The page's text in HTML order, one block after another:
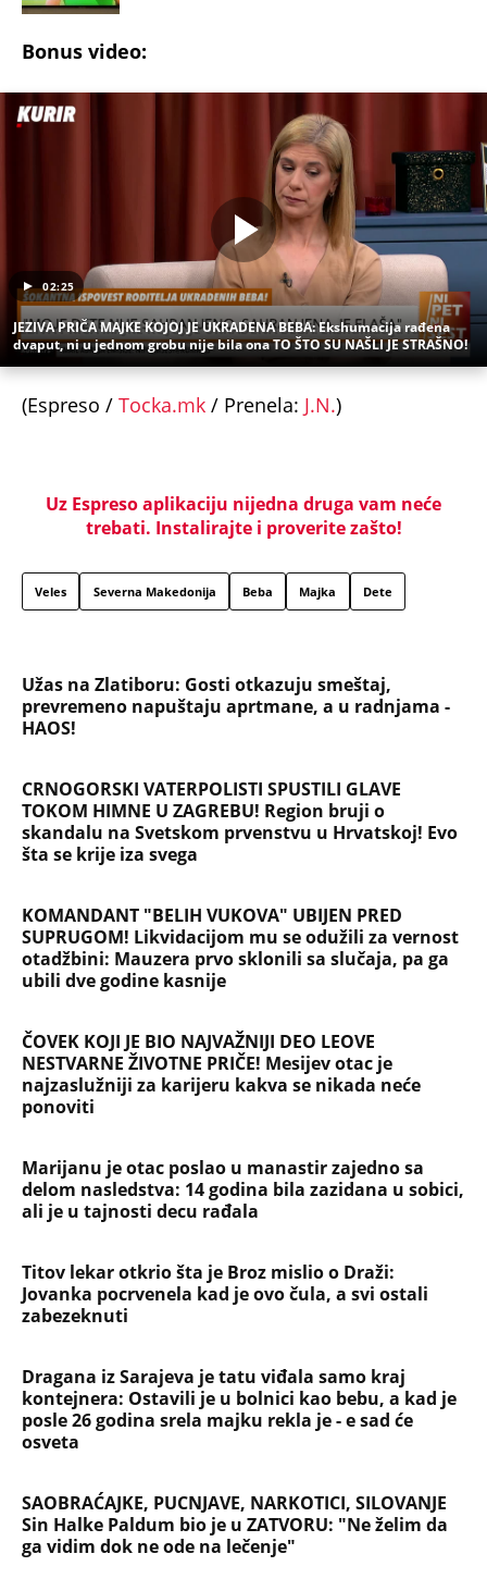
Bonus video:
02:25
JEZIVA PRIČA MAJKE KOJOJ JE UKRADENA BEBA: Ekshumacija rađena
dvaput, ni u jednom grobu nije bila ona TO ŠTO SU NAŠLI JE STRAŠNO!
(Espreso / Tocka.mk / Prenela: J.N.)
Uz Espreso aplikaciju nijedna druga vam neće
trebati. Instalirajte i proverite zašto!
Veles Severna Makedonija Beba Majka Dete
Užas na Zlatiboru: Gosti otkazuju smeštaj,
prevremeno napuštaju aprtmane, a u radnjama -
HAOS!
CRNOGORSKI VATERPOLISTI SPUSTILI GLAVE
TOKOM HIMNE U ZAGREBU! Region bruji o
skandalu na Svetskom prvenstvu u Hrvatskoj! Evo
šta se krije iza svega
KOMANDANT "BELIH VUKOVA" UBIJEN PRED
SUPRUGOM! Likvidacijom mu se odužili za vernost
otadžbini: Mauzera prvo sklonili sa slučaja, pa ga
ubili dve godine kasnije
ČOVEK KOJI JE BIO NAJVAŽNIJI DEO LEOVE
NESTVARNE ŽIVOTNE PRIČE! Mesijev otac je
najzaslužniji za karijeru kakva se nikada neće
ponoviti
Marijanu je otac poslao u manastir zajedno sa
delom nasledstva: 14 godina bila zazidana u sobici,
ali je u tajnosti decu rađala
Titov lekar otkrio šta je Broz mislio o Draži:
Jovanka pocrvenela kad je ovo čula, a svi ostali
zabezeknuti
Dragana iz Sarajeva je tatu viđala samo kraj
kontejnera: Ostavili je u bolnici kao bebu, a kad je
posle 26 godina srela majku rekla je - e sad će
osveta
SAOBRAĆAJKE, PUCNJAVE, NARKOTICI, SILOVANJE
Sin Halke Paldum bio je u ZATVORU: "Ne želim da
ga vidim dok ne ode na lečenje"